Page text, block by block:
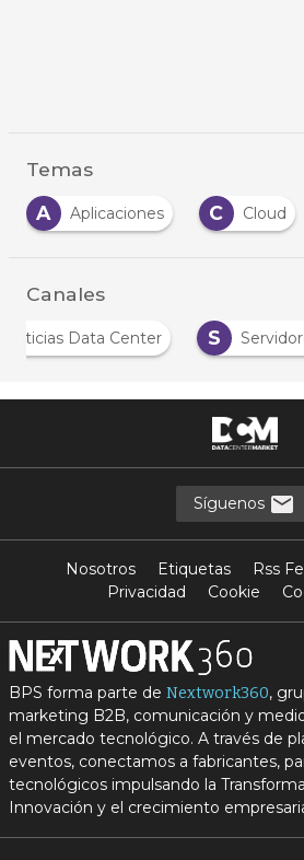
Temas
C Cloud D Data
Canales
N
Noticias Data Center S
Síguenos
Nosotros Etiquetas Rss
Privacidad
Cookie
BPS forma parte de Nextwork360,
marketing B2B, comunicación y
el mercado tecnológico. A través de
eventos, conectamos a fabricantes,
tecnológicos impulsando la
Innovación y el crecimiento